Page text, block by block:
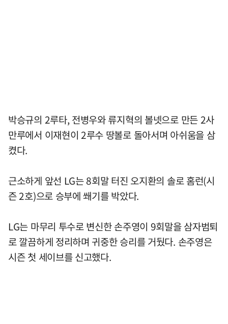
박승규의 2루타, 전병우와 류지혁의 볼넷으로 만든 2사
만루에서 이재현이 2루수 땅볼로 돌아서며 아쉬움을 삼
켰다.
근소하게 앞선 LG는 8회말 터진 오지환의 솔로 홈런(시
즌 2호)으로 승부에 쐐기를 박았다.
LG는 마무리 투수로 변신한 손주영이 9회말을 삼자범퇴
로 깔끔하게 정리하며 귀중한 승리를 거뒀다. 손주영은
시즌 첫 세이브를 신고했다.